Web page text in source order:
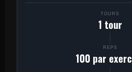
TOURS
1 tour
REPS
100 par